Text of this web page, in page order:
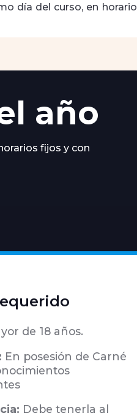
día del curso, en horario
año
fijos y con
de 18 años.
En posesión de Carné
Debe tenerla al